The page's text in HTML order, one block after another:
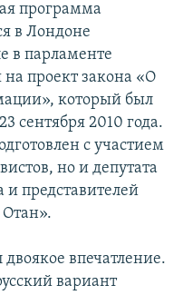
программа
в Лондоне
в парламенте
проект закона «О
который был
сентября 2010 года.
с участием
но и депутата
представителей
впечатление.
вариант